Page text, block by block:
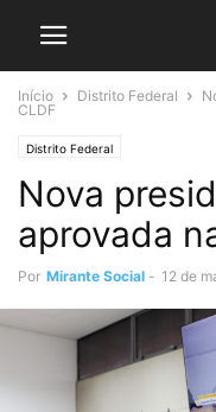
Início Distrito Federal
CLDF
Distrito Federal
Nova
aprovada
Por Mirante Social - 12 de